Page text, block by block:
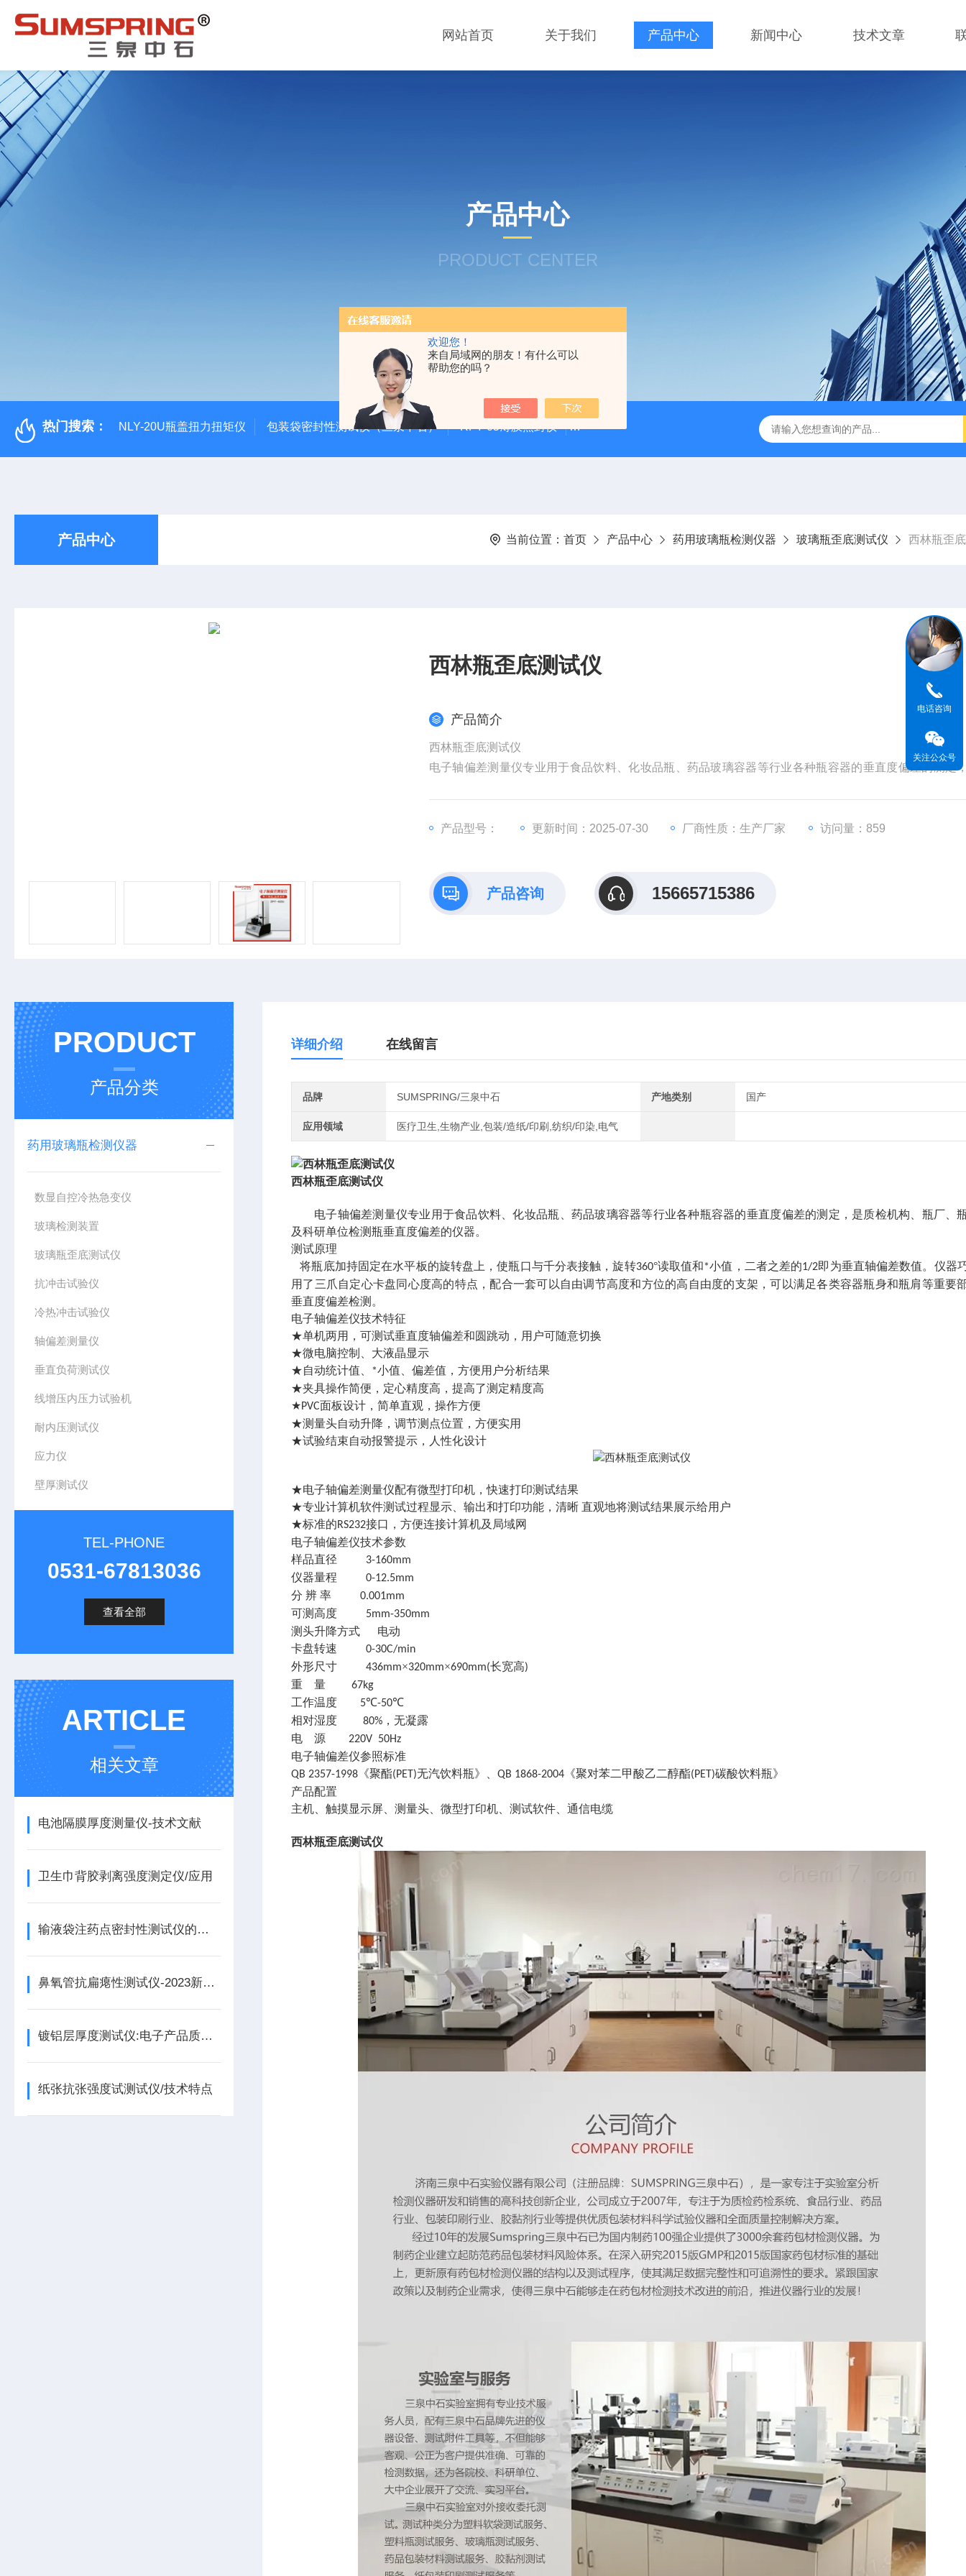
欢迎您！
来自局域网的朋友！有什么可以
帮助您的吗？
网站首页 关于我们 产品中心 新闻中心 技术文章
产品中心
PRODUCT CENTER
热门搜索： NLY-20U瓶盖扭力扭矩仪 包装袋密封性测试仪（三泉中石） RFY-05薄膜热封仪 安瓿瓶折断力测试仪YBB00332002 金属箔片摆锤冲击测定仪
产品中心 当前位置： 首页 产品中心 药用玻璃瓶检测仪器 玻璃瓶歪底测试仪 西林瓶歪
西林瓶歪底测试仪
产品简介
西林瓶歪底测试仪
电子轴偏差测量仪专业用于食品饮料、化妆品瓶、药品玻璃容器等行业各种瓶容器的垂直度偏差的测定
产品型号： 更新时间：2025-07-30 厂商性质：生产厂家 访问量：859
产品咨询 15665715386
PRODUCT
产品分类
药用玻璃瓶检测仪器
数显自控冷热急变仪
玻璃检测装置
玻璃瓶歪底测试仪
抗冲击试验仪
冷热冲击试验仪
轴偏差测量仪
垂直负荷测试仪
线增压内压力试验机
耐内压测试仪
应力仪
壁厚测试仪
TEL-PHONE
0531-67813036
查看全部
ARTICLE
相关文章
电池隔膜厚度测量仪-技术文献
卫生巾背胶剥离强度测定仪/应用
输液袋注药点密封性测试仪的解析与仪器应用 YBB00342002-2015
鼻氧管抗扁瘪性测试仪-2023新参数
镀铝层厚度测试仪:电子产品质量控制的关键工具
纸张抗张强度试测试仪/技术特点
详细介绍 在线留言
品牌 SUMSPRING/三泉中石 产地类别 国产
应用领域 医疗卫生,生物产业,包装/造纸/印刷,纺织/印染,电气
西林瓶歪底测试仪
电子轴偏差测量仪专业用于食品饮料、化妆品瓶、药品玻璃容器等行业各种瓶容器的垂直度偏差的测定，是质检机构、瓶厂、
及科研单位检测瓶垂直度偏差的仪器。
测试原理
将瓶底加持固定在水平板的旋转盘上，使瓶口与千分表接触，旋转360°读取值和*小值，二者之差的1/2即为垂直轴偏差数值。仪器
用了三爪自定心卡盘同心度高的特点，配合一套可以自由调节高度和方位的高自由度的支架，可以满足各类容器瓶身和瓶肩等重要
垂直度偏差检测。
电子轴偏差仪技术特征
★单机两用，可测试垂直度轴偏差和圆跳动，用户可随意切换
★微电脑控制、大液晶显示
★自动统计值、
*小值、偏差值，方便用户分析结果
★夹具操作简便，定心精度高，提高了测定精度高
★PVC面板设计，简单直观，操作方便
★测量头自动升降，调节测点位置，方便实用
★试验结束自动报警提示，人性化设计
★电子轴偏差测量仪配有微型打印机，快速打印测试结果
★专业计算机软件测试过程显示、输出和打印功能，清晰 直观地将测试结果展示给用户
★标准的RS232接口，方便连接计算机及局域网
电子轴偏差仪技术参数
样品直径
3-160mm
仪器量程 0-12.5mm
分 辨 率 0.001mm
可测高度 5mm-350mm
测头升降方式
电动
卡盘转速
0-30C/min
外形尺寸 436mm×320mm×690mm(长宽高)
重 量 67kg
工作温度 5℃-50℃
相对湿度
80% ，无凝露
电
源 220V 50Hz
电子轴偏差仪参照标准
QB 2357-1998 《聚酯(PET)无汽饮料瓶》、 QB 1868-2004 《聚对苯二甲酸乙二醇酯(PET)碳酸饮料瓶》
产品配置
主机、触摸显示屏、测量头、微型打印机、测试软件、通信电缆
西林瓶歪底测试仪
电话咨询
关注公众号